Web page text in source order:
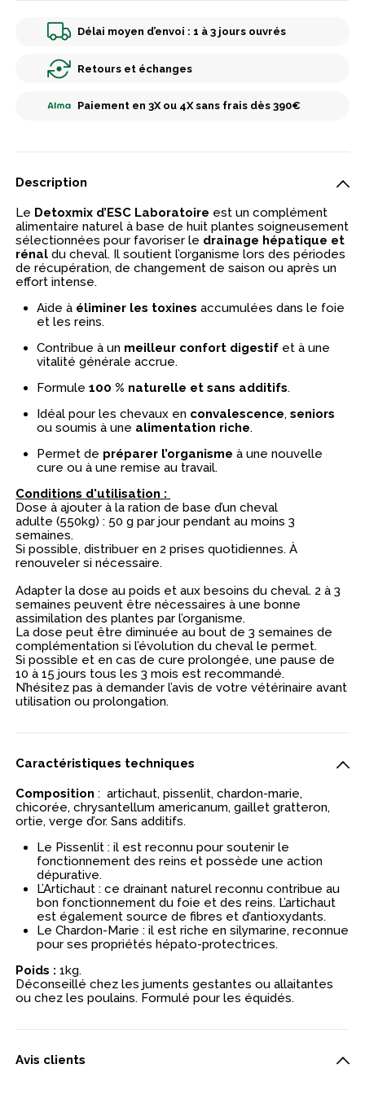
Délai moyen d’envoi : 1 à 3 jours ouvrés
Retours et échanges
Paiement en 3X ou 4X sans frais dès 390€
Description
Le Detoxmix d’ESC Laboratoire est un complément
alimentaire naturel à base de huit plantes soigneusement
sélectionnées pour favoriser le drainage hépatique et
rénal du cheval. Il soutient l’organisme lors des périodes
de récupération, de changement de saison ou après un
effort intense.
Aide à éliminer les toxines accumulées dans le foie
et les reins.
Contribue à un meilleur confort digestif et à une
vitalité générale accrue.
Formule100 % naturelle et sans additifs.
Idéal pour les chevaux en convalescence,seniors
ou soumis à une alimentation riche.
Permet de préparer l’organisme à une nouvelle
cure ou à une remise au travail.
Conditions d'utilisation :
Dose à ajouter à la ration de base d’un cheval
adulte (550kg) : 50 g par jour pendant au moins 3
semaines.
Si possible, distribuer en 2 prises quotidiennes. À
renouveler si nécessaire.
Adapter la dose au poids et aux besoins du cheval. 2 à 3
semaines peuvent être nécessaires à une bonne
assimilation des plantes par l’organisme.
La dose peut être diminuée au bout de 3 semaines de
complémentation si l’évolution du cheval le permet.
Si possible et en cas de cure prolongée, une pause de
10 à 15 jours tous les 3 mois est recommandé.
N’hésitez pas à demander l’avis de votre vétérinaire avant
utilisation ou prolongation.
Caractéristiques techniques
Composition : artichaut, pissenlit, chardon-marie,
chicorée, chrysantellum americanum, gaillet gratteron,
ortie, verge d’or. Sans additifs.
Le Pissenlit : il est reconnu pour soutenir le
fonctionnement des reins et possède une action
dépurative.
L’Artichaut : ce drainant naturel reconnu contribue au
bon fonctionnement du foie et des reins. L’artichaut
est également source de fibres et d’antioxydants.
LeChardon-Marie : il est riche en silymarine, reconnue
pour ses propriétés hépato-protectrices.
Poids : 1kg.
Déconseillé chez les juments gestantes ou allaitantes
ou chez les poulains. Formulé pour les équidés.
Avis clients